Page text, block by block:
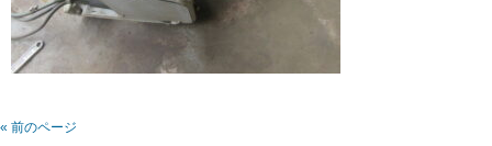
« 前のページ